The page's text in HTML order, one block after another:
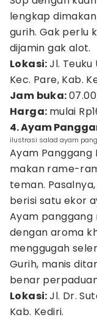
lengkap
gurih. Gak perlu
dijamin gak alot.
Lokasi:Jl. Teuku
Kec. Pare, Kab.
Jam buka:
Harga: mulai
4. Ayam
ilustrasi salad ayam
Ayam Panggang
makan rame-
teman.
berisi satu ekor
Ayam
dengan aroma
menggugah
Gurih, manis
benar
Lokasi:Jl. Dr.
Kab. Kediri.